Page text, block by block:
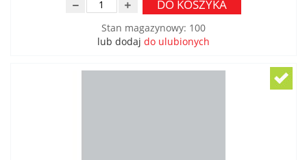
DO KOSZYKA
Stan magazynowy: 100
lub dodaj do ulubionych